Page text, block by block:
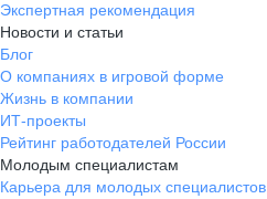
Экспертная рекомендация
Новости и статьи
Блог
О компаниях в игровой форме
Жизнь в компании
ИТ-проекты
Рейтинг работодателей России
Молодым специалистам
Карьера для молодых специалистов